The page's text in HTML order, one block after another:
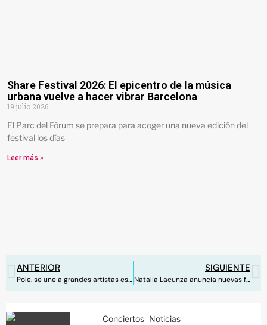
Share Festival 2026: El epicentro de la música
urbana vuelve a hacer vibrar Barcelona
19 julio 2026
El Parc del Fòrum se prepara para acoger una nueva edición del
festival los días
Leer más »
ANTERIOR
Pole. se une a grandes artistas españoles en su próximo álbum
SIGUIENTE
Natalia Lacunza anuncia nuevas fechas para su gira de salas
Conciertos Noticias